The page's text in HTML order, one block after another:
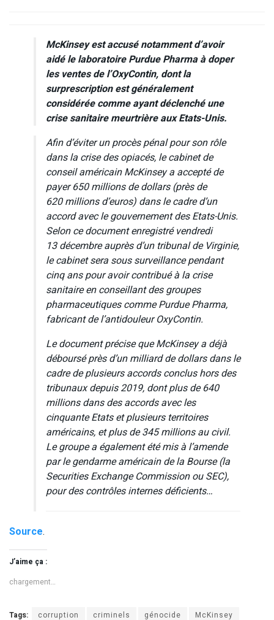
McKinsey est accusé notamment d’avoir
aidé le laboratoire Purdue Pharma à doper
les ventes de l’OxyContin, dont la
surprescription est généralement
considérée comme ayant déclenché une
crise sanitaire meurtrière aux Etats-Unis.
Afin d’éviter un procès pénal pour son rôle
dans la crise des opiacés, le cabinet de
conseil américain McKinsey a accepté de
payer 650 millions de dollars (près de
620 millions d’euros) dans le cadre d’un
accord avec le gouvernement des Etats-Unis.
Selon ce document enregistré vendredi
13 décembre auprès d’un tribunal de Virginie,
le cabinet sera sous surveillance pendant
cinq ans pour avoir contribué à la crise
sanitaire en conseillant des groupes
pharmaceutiques comme Purdue Pharma,
fabricant de l’antidouleur OxyContin.
Le document précise que McKinsey a déjà
déboursé près d’un milliard de dollars dans le
cadre de plusieurs accords conclus hors des
tribunaux depuis 2019, dont plus de 640
millions dans des accords avec les
cinquante Etats et plusieurs territoires
américains, et plus de 345 millions au civil.
Le groupe a également été mis à l’amende
par le gendarme américain de la Bourse (la
Securities Exchange Commission ou SEC),
pour des contrôles internes déficients…
Source.
J’aime ça :
chargement…
Tags: corruption criminels génocide McKinsey